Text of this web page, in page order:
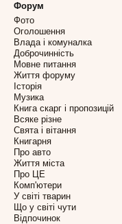
Форум
Фото
Оголошення
Влада і комуналка
Доброчинність
Мовне питання
Життя форуму
Історія
Музика
Книга скарг і пропозицій
Всяке різне
Свята і вітання
Книгарня
Про авто
Життя міста
Про ЦЕ
Комп'ютери
У світі тварин
Що у світі чути
Відпочинок